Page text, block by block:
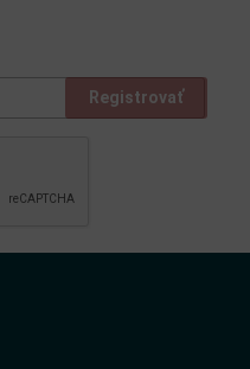
Registrovať